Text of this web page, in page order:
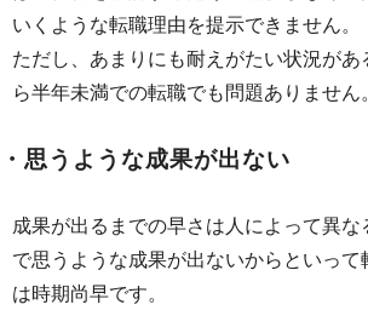
いくような転職理由を提示できません。
ただし、あまりにも耐えがたい状況があ
ら半年未満での転職でも問題ありません
・思うような成果が出ない
成果が出るまでの早さは人によって異な
で思うような成果が出ないからといって
は時期尚早です。